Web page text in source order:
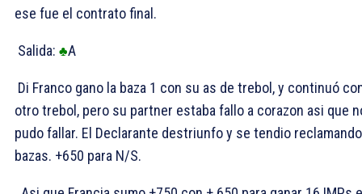
ese fue el contrato final.
Salida: ♣A
Di Franco gano la baza 1 con su as de trebol, y continuó
otro trebol, pero su partner estaba fallo a corazon asi que
pudo fallar. El Declarante destriunfo y se tendio
bazas. +650 para N/S.